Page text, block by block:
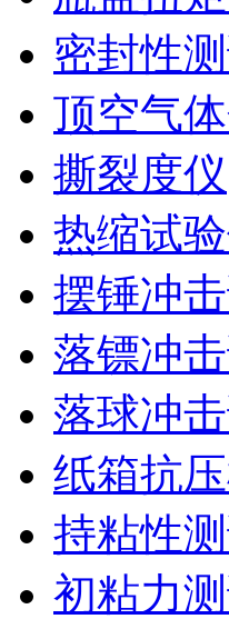
密封性
顶空气
撕裂度仪
热缩试
摆锤冲
落镖冲
落球冲
纸箱抗
持粘性
初粘力